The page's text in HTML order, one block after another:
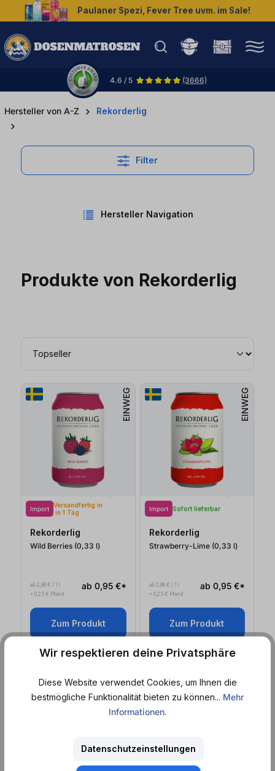
springen Paulaner Spezi, Fever Tree uvm. im Sale!
4.6 / 5 (3666)
Hersteller von A-Z Rekorderlig
Filter
Hersteller Navigation
Produkte von Rekorderlig
EINWEG
Import Versandfertig in
in 1 Tag
Rekorderlig
Wild Berries (0,33 l)
ab 2,88 € / 1 l
+ 0,25 € Pfand
ab 0,95 €*
Zum Produkt
EINWEG
Import Sofort lieferbar
Rekorderlig
Strawberry-Lime (0,33 l)
ab 2,88 € / 1 l
+ 0,25 € Pfand
ab 0,95 €*
Zum Produkt
EINWEG
Wir respektieren deine Privatsphäre
Diese Website verwendet Cookies, um Ihnen die
bestmögliche Funktionalität bieten zu können... Mehr
Informationen.
Datenschutzeinstellungen